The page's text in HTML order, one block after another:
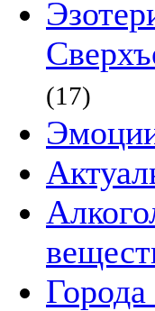
(17)